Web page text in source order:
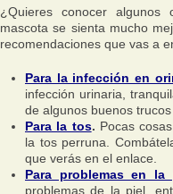
¿Quieres conocer
mascota se sienta mucho
recomendaciones que vas a
Para la infección en
infección urinaria,
de algunos buenos trucos
Para la tos. Pocas
la tos perruna.
que verás en el enlace.
Para problemas en la
problemas de la piel,